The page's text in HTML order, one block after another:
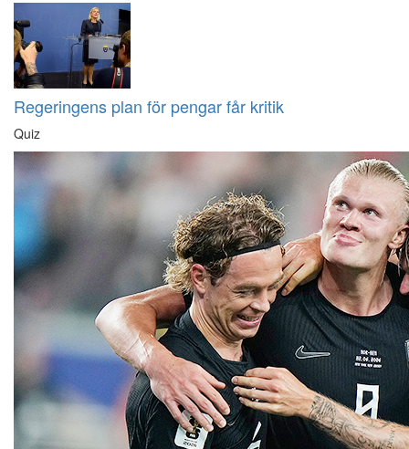
Regeringens plan för pengar får kritik
Quiz